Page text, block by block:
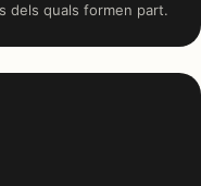
dels quals formen part.